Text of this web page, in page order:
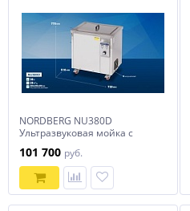
NORDBERG NU380D
Ультразвуковая мойка с
101 700 руб.